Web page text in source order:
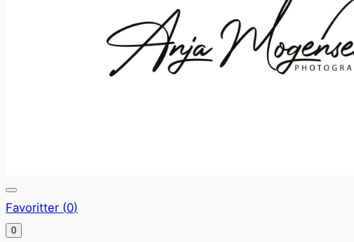
Favoritter (0)
0